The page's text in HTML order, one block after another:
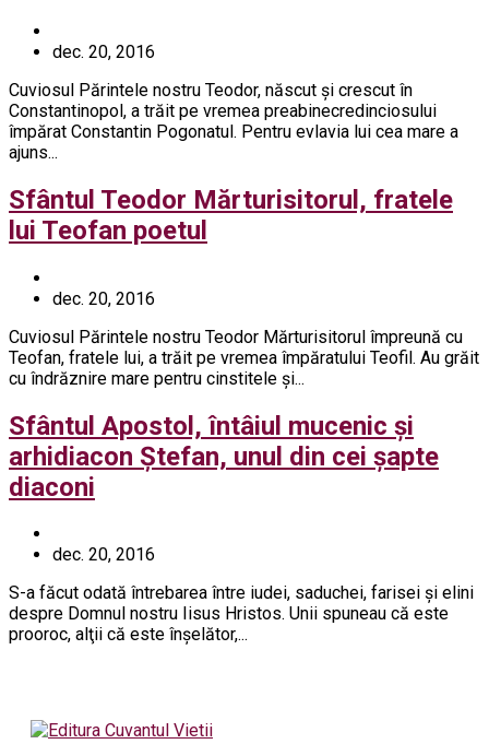
dec. 20, 2016
Cuviosul Părintele nostru Teodor, născut şi crescut în
Constantinopol, a trăit pe vremea preabinecredinciosului
împărat Constantin Pogonatul. Pentru evlavia lui cea mare a
ajuns...
Sfântul Teodor Mărturisitorul, fratele
lui Teofan poetul
dec. 20, 2016
Cuviosul Părintele nostru Teodor Mărturisitorul împreună cu
Teofan, fratele lui, a trăit pe vremea împăratului Teofil. Au grăit
cu îndrăznire mare pentru cinstitele şi...
Sfântul Apostol, întâiul mucenic și
arhidiacon Ștefan, unul din cei șapte
diaconi
dec. 20, 2016
S-a făcut odată întrebarea între iudei, saduchei, farisei şi elini
despre Domnul nostru Iisus Hristos. Unii spuneau că este
prooroc, alţii că este înşelător,...